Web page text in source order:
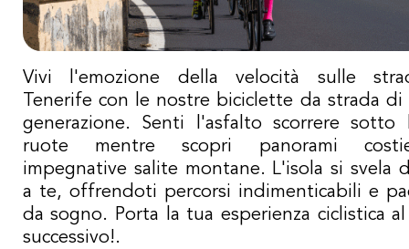
Vivi l'emozione della velocità sulle
Tenerife con le nostre biciclette da strada di
generazione. Senti l'asfalto scorrere
ruote mentre scopri panorami
impegnative salite montane. L'isola si svela
a te, offrendoti percorsi indimenticabili e
da sogno. Porta la tua esperienza ciclistica
successivo!.